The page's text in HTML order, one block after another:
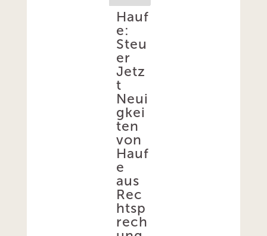
Hauf
e:
Steu
er
Jetz
t
Neui
gkei
ten
von
Hauf
e
aus
Rec
htsp
rech